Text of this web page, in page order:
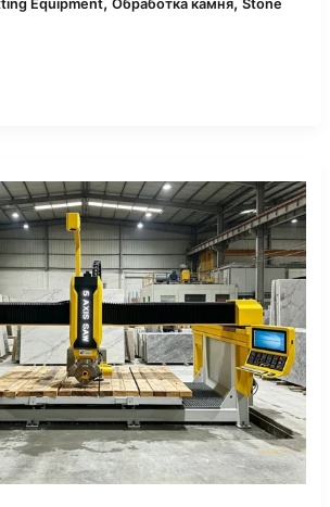
Equipment Обработка камня Stone